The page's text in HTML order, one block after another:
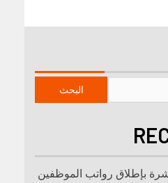
البحث
بإطلاق رواتب ‏الموظفين